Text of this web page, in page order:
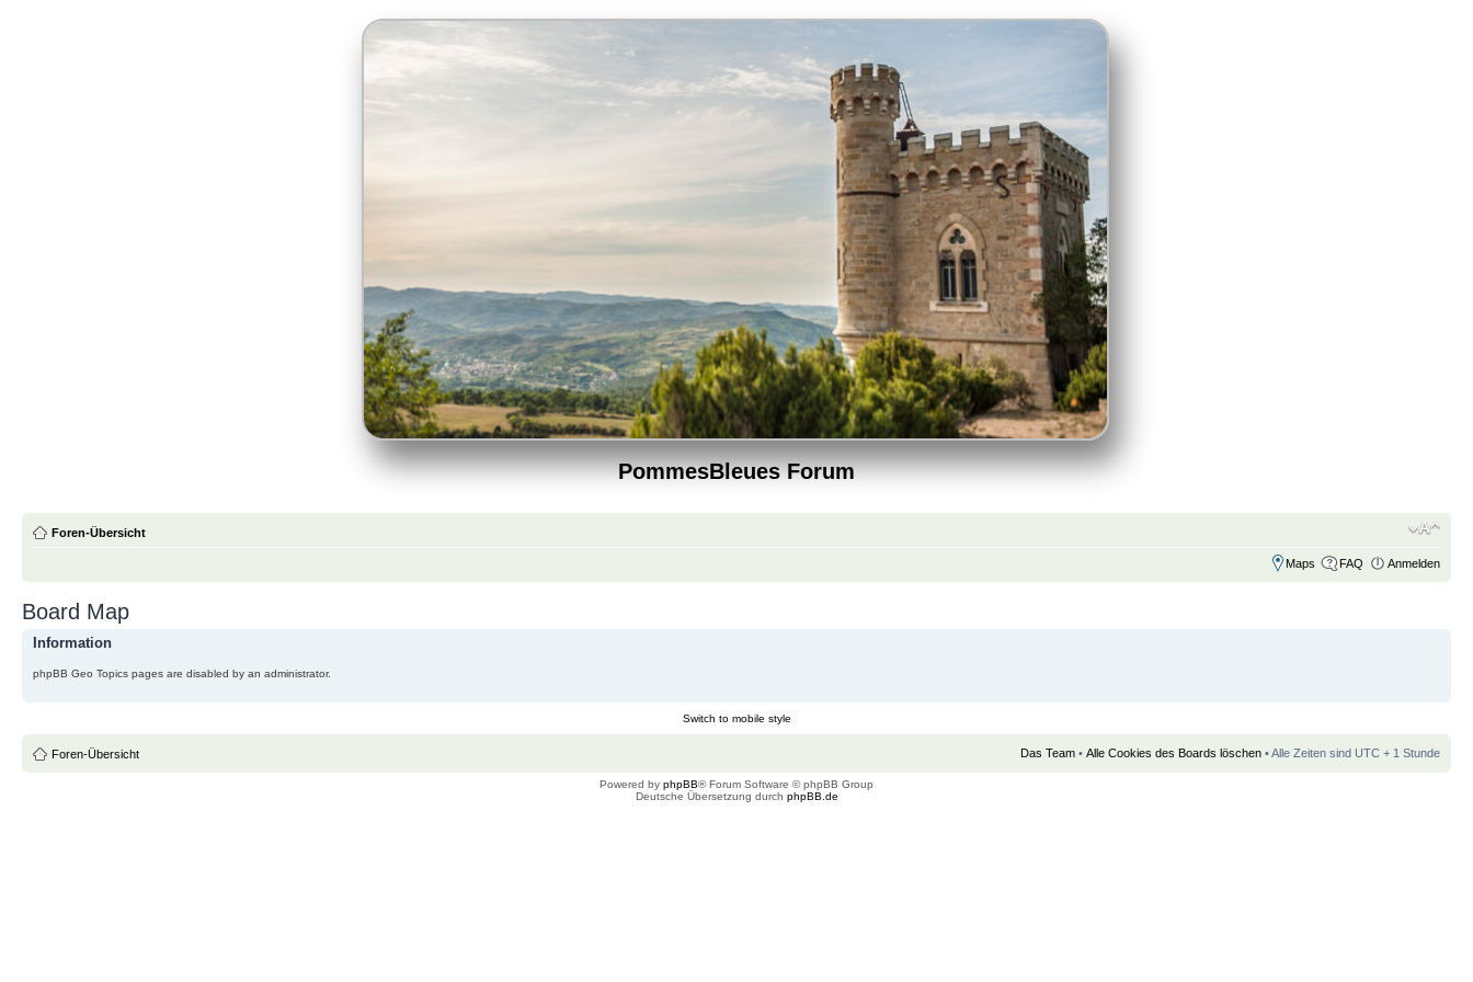
PommesBleues Forum
Foren-Übersicht
Maps FAQ Anmelden
Board Map
Information
phpBB Geo Topics pages are disabled by an administrator.
Switch to mobile style
Foren-Übersicht Das Team • Alle Cookies des Boards löschen • Alle Zeiten sind UTC + 1 Stunde
Powered by phpBB® Forum Software © phpBB Group
Deutsche Übersetzung durch phpBB.de